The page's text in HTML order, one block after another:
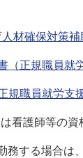
材確保対策
（正規職員就
規職員就労支
看護師等の
する場合は